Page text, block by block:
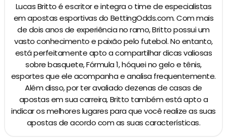
Lucas Britto é escritor e integra o time de especialistas
em apostas esportivas do BettingOdds.com. Com mais
de dois anos de experiência no ramo, Britto possui um
vasto conhecimento e paixão pelo futebol. No entanto,
está perfeitamente apto a compartilhar dicas valiosas
sobre basquete, Fórmula 1, hóquei no gelo e tênis,
esportes que ele acompanha e analisa frequentemente.
Além disso, por ter avaliado dezenas de casas de
apostas em sua carreira, Britto também está apto a
indicar os melhores lugares para que você realize as suas
apostas de acordo com as suas características.